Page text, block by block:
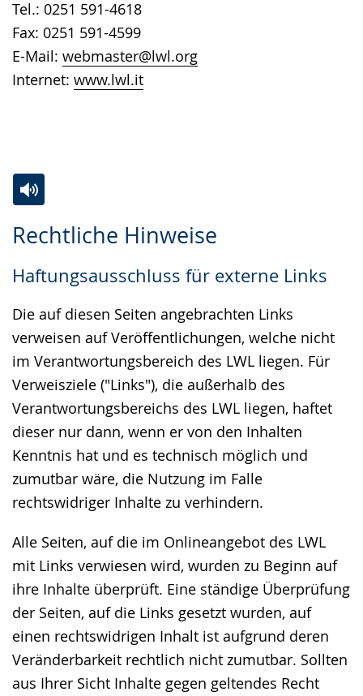
Tel.: 0251 591-4618
Fax: 0251 591-4599
E-Mail: webmaster@lwl.org
Internet: www.lwl.it
Rechtliche Hinweise
Haftungsausschluss für externe Links
Die auf diesen Seiten angebrachten Links
verweisen auf Veröffentlichungen, welche nicht
im Verantwortungsbereich des LWL liegen. Für
Verweisziele ("Links"), die außerhalb des
Verantwortungsbereichs des LWL liegen, haftet
dieser nur dann, wenn er von den Inhalten
Kenntnis hat und es technisch möglich und
zumutbar wäre, die Nutzung im Falle
rechtswidriger Inhalte zu verhindern.
Alle Seiten, auf die im Onlineangebot des LWL
mit Links verwiesen wird, wurden zu Beginn auf
ihre Inhalte überprüft. Eine ständige Überprüfung
der Seiten, auf die Links gesetzt wurden, auf
einen rechtswidrigen Inhalt ist aufgrund deren
Veränderbarkeit rechtlich nicht zumutbar. Sollten
aus Ihrer Sicht Inhalte gegen geltendes Recht
Leichten
wechseln.
Audio-
Video
Deutscher
Gebärdensprache
wird
angezeigt.